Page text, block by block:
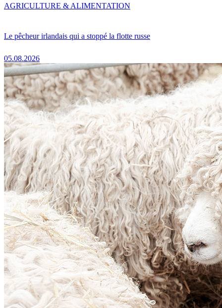
Le pêcheur irlandais qui a stoppé la flotte russe
05.08.2026
AGRICULTURE & ALIMENTATION